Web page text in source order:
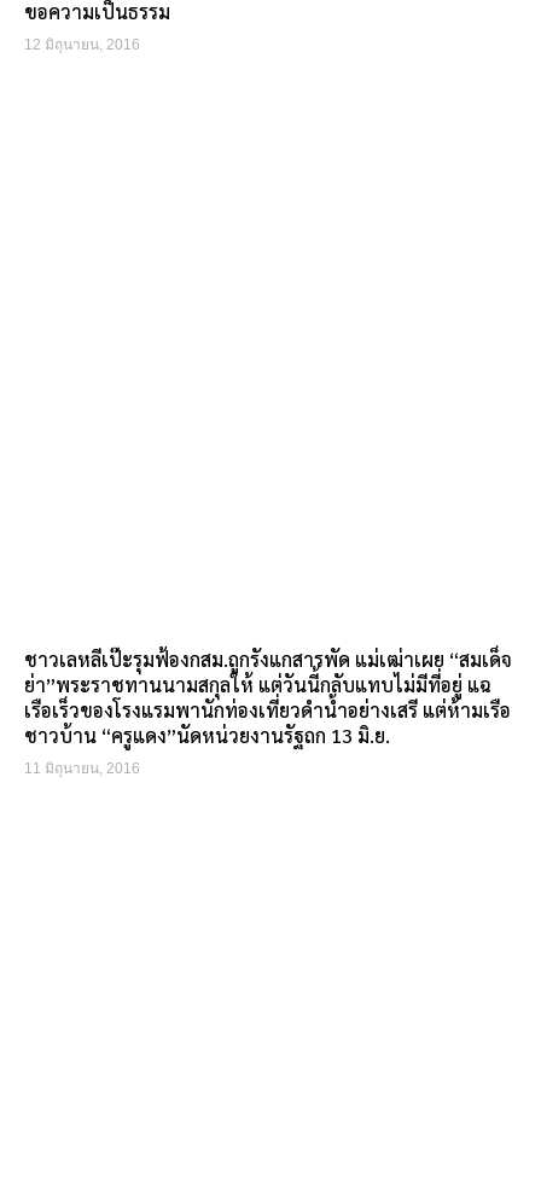
ขอความเป็นธรรม
12 มิถุนายน, 2016
ชาวเลหลีเป๊ะรุมฟ้องกสม.ถูกรังแกสารพัด แม่เฒ่าเผย “สมเด็จ
ย่า”พระราชทานนามสกุลให้ แต่วันนี้กลับแทบไม่มีที่อยู่ แฉ
เรือเร็วของโรงแรมพานักท่องเที่ยวดำน้ำอย่างเสรี แต่ห้ามเรือ
ชาวบ้าน “ครูแดง”นัดหน่วยงานรัฐถก 13 มิ.ย.
11 มิถุนายน, 2016